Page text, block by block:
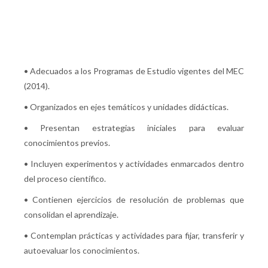
• Adecuados a los Programas de Estudio vigentes del MEC
(2014).
• Organizados en ejes temáticos y unidades didácticas.
• Presentan estrategias iniciales para evaluar
conocimientos previos.
• Incluyen experimentos y actividades enmarcados dentro
del proceso científico.
• Contienen ejercicios de resolución de problemas que
consolidan el aprendizaje.
• Contemplan prácticas y actividades para fijar, transferir y
autoevaluar los conocimientos.